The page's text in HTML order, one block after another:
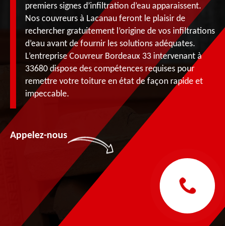
premiers signes d’infiltration d’eau apparaissent.
Nos couvreurs à Lacanau feront le plaisir de
rechercher gratuitement l’origine de vos infiltrations
d’eau avant de fournir les solutions adéquates.
L’entreprise Couvreur Bordeaux 33 intervenant à
33680 dispose des compétences requises pour
remettre votre toiture en état de façon rapide et
impeccable.
Appelez-nous